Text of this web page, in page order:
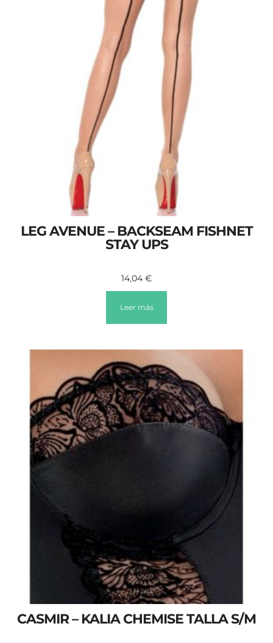
LEG AVENUE – BACKSEAM FISHNET
STAY UPS
14,04 €
Leer más
CASMIR – KALIA CHEMISE TALLA S/M